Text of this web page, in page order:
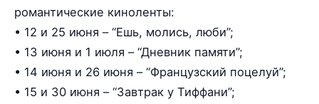
романтические киноленты:
• 12 и 25 июня – “Ешь, молись, люби”;
• 13 июня и 1 июля – “Дневник памяти”;
• 14 июня и 26 июня – “Французский поцелуй”;
• 15 и 30 июня – “Завтрак у Тиффани”;